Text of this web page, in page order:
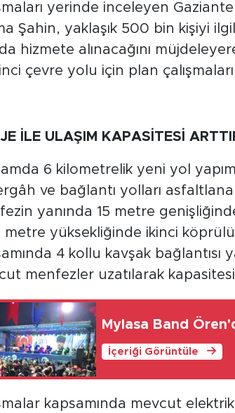
yerinde inceleyen
Şahin, yaklaşık 500 bin kişiyi
hizmete alınacağını
çevre yolu için plan
İLE ULAŞIM KAPASİTESİ
6 kilometrelik yeni yol
ve bağlantı yolları
yanında 15 metre
metre yüksekliğinde ikinci
4 kollu kavşak bağlantısı
menfezler uzatılarak kapasitesi
Mylasa Band
İçeriği Görüntüle
kapsamında mevcut